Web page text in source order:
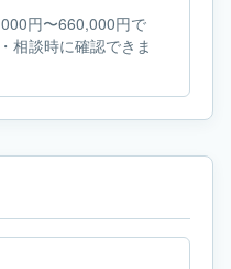
円〜660,000円で
相談時に確認できま